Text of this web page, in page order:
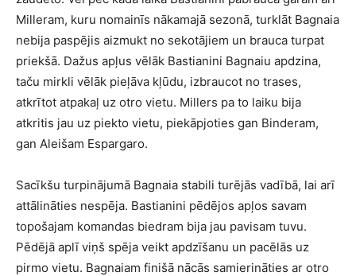
Milleram, kuru nomainīs nākamajā sezonā, turklāt Bagnaia
nebija paspējis aizmukt no sekotājiem un brauca turpat
priekšā. Dažus apļus vēlāk Bastianini Bagnaiu apdzina,
taču mirkli vēlāk pieļāva kļūdu, izbraucot no trases,
atkrītot atpakaļ uz otro vietu. Millers pa to laiku bija
atkritis jau uz piekto vietu, piekāpjoties gan Binderam,
gan Aleišam Espargaro.
Sacīkšu turpinājumā Bagnaia stabili turējās vadībā, lai arī
attālināties nespēja. Bastianini pēdējos apļos savam
topošajam komandas biedram bija jau pavisam tuvu.
Pēdējā aplī viņš spēja veikt apdzīšanu un pacēlās uz
pirmo vietu. Bagnaiam finišā nācās samierināties ar otro